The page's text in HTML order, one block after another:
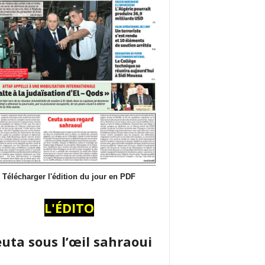
Télécharger l'édition du jour en PDF
L'ÉDITO
sous l’œil sahraoui